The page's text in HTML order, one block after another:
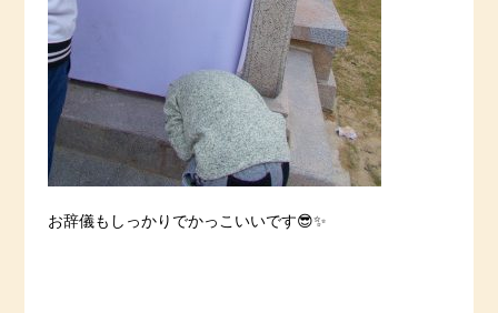
お辞儀もしっかりでかっこいいです😎✨